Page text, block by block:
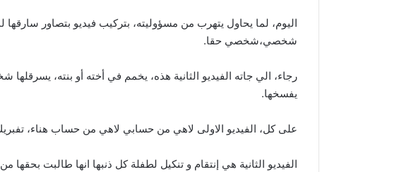
اليوم، لما يحاول يتهرب من مسؤوليته، بتركيب فيديو بتصاور سارقها
شخصي،شخصي حقا.
رجاء، الي جاته الفيديو الثانية هذه، يخمم في أخته أو بنته،
يفسخها.
على كل، الفيديو الاولى لاهي من حسابي لاهي من حساب هناء،
الفيديو الثانية هي إنتقام و تنكيل لطفلة كل ذنبها انها طالبت بحقها